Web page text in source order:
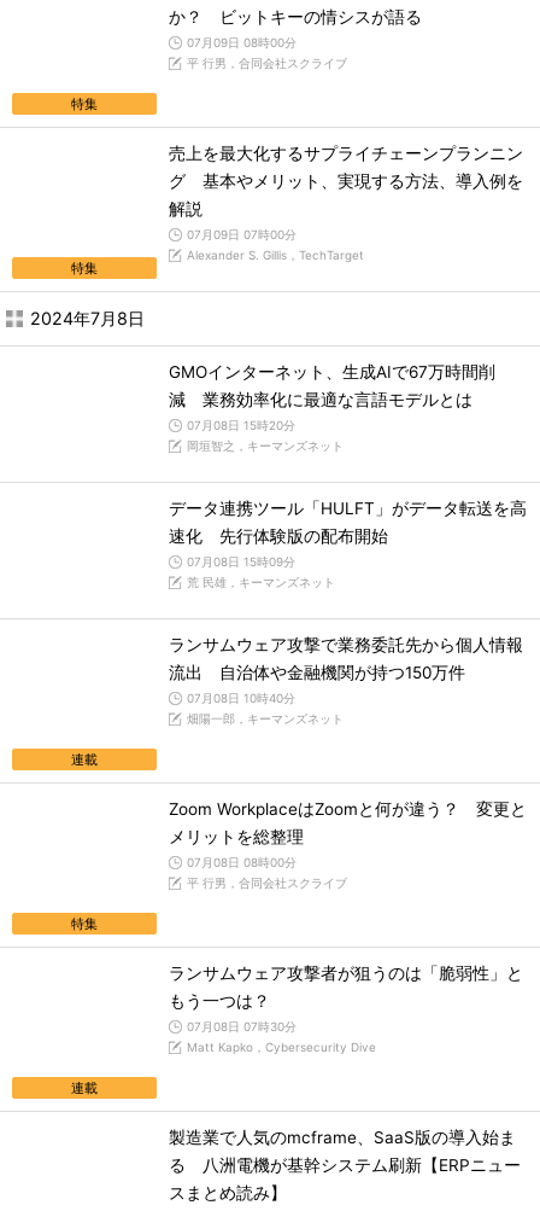
特集
か？ ビットキーの情シスが語る
07月09日 08時00分
平 行男，合同会社スクライブ
特集
売上を最大化するサプライチェーンプランニン
グ 基本やメリット、実現する方法、導入例を
解説
07月09日 07時00分
Alexander S. Gillis，TechTarget
2024年7月8日
GMOインターネット、生成AIで67万時間削
減 業務効率化に最適な言語モデルとは
07月08日 15時20分
岡垣智之，キーマンズネット
データ連携ツール「HULFT」がデータ転送を高
速化 先行体験版の配布開始
07月08日 15時09分
荒 民雄，キーマンズネット
連載
ランサムウェア攻撃で業務委託先から個人情報
流出 自治体や金融機関が持つ150万件
07月08日 10時40分
畑陽一郎，キーマンズネット
特集
Zoom WorkplaceはZoomと何が違う？ 変更と
メリットを総整理
07月08日 08時00分
平 行男，合同会社スクライブ
連載
ランサムウェア攻撃者が狙うのは「脆弱性」と
もう一つは？
07月08日 07時30分
Matt Kapko，Cybersecurity Dive
製造業で人気のmcframe、SaaS版の導入始ま
る 八洲電機が基幹システム刷新【ERPニュー
スまとめ読み】